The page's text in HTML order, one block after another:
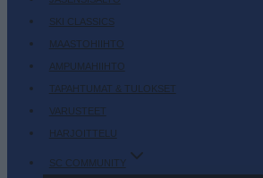
SKI CLASSICS
MAASTOHIIHTO
AMPUMAHIIHTO
TAPAHTUMAT & TULOKSET
VARUSTEET
HARJOITTELU
SC COMMUNITY